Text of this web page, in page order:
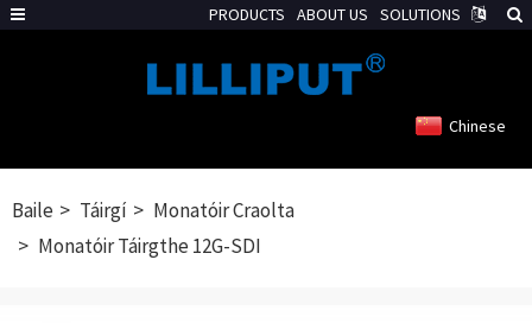
Chinese
Baile Táirgí
Monatóir Craolta
Monatóir Táirgthe 12G-SDI
PRODUCTS ABOUT US SOLUTIONS